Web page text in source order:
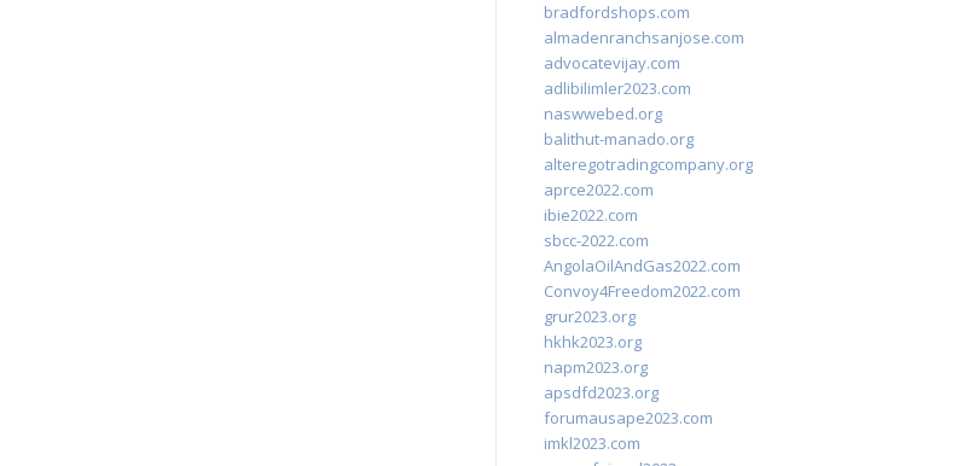
bradfordshops.com
almadenranchsanjose.com
advocatevijay.com
adlibilimler2023.com
naswwebed.org
balithut-manado.org
alteregotradingcompany.org
aprce2022.com
ibie2022.com
sbcc-2022.com
AngolaOilAndGas2022.com
Convoy4Freedom2022.com
grur2023.org
hkhk2023.org
napm2023.org
apsdfd2023.org
forumausape2023.com
imkl2023.com